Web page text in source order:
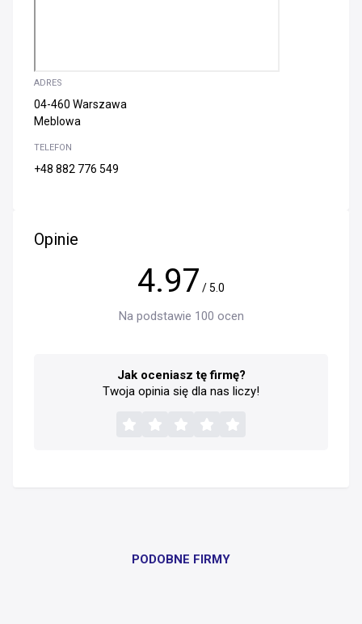
ADRES
04-460 Warszawa
Meblowa
TELEFON
+48 882 776 549
Opinie
4.97 / 5.0
Na podstawie 100 ocen
Jak oceniasz tę firmę?
Twoja opinia się dla nas liczy!
PODOBNE FIRMY